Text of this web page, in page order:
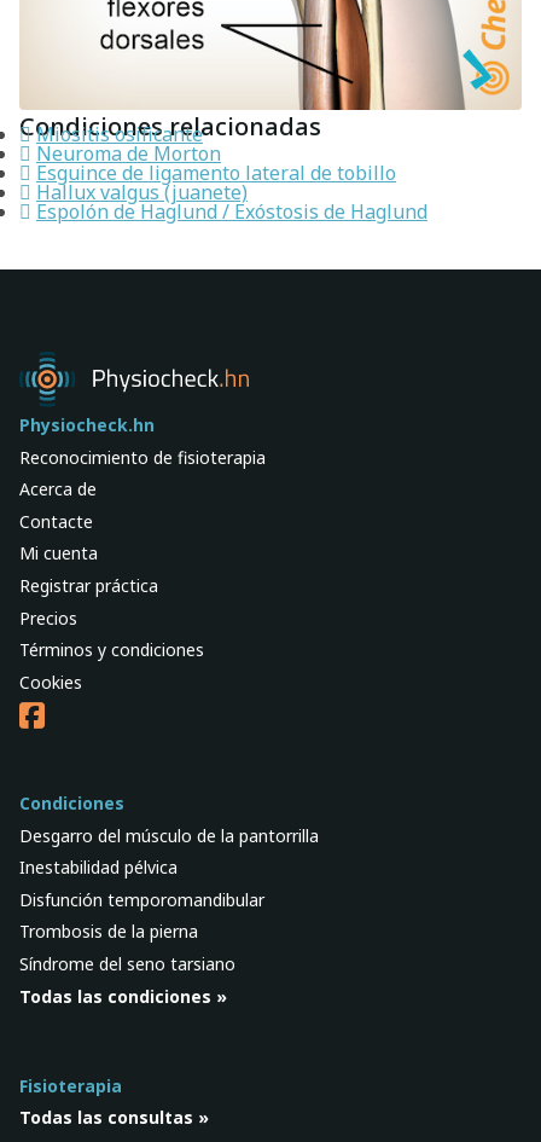
Condiciones relacionadas
Miositis osificante
Neuroma de Morton
Esguince de ligamento lateral de tobillo
Hallux valgus (juanete)
Espolón de Haglund / Exóstosis de Haglund
Physiocheck.hn
Reconocimiento de fisioterapia
Acerca de
Contacte
Mi cuenta
Registrar práctica
Precios
Términos y condiciones
Cookies
Condiciones
Desgarro del músculo de la pantorrilla
Inestabilidad pélvica
Disfunción temporomandibular
Trombosis de la pierna
Síndrome del seno tarsiano
Todas las condiciones »
Fisioterapia
Todas las consultas »